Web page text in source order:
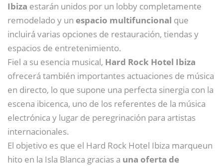
Ibiza estarán unidos por un lobby completamente
remodelado y un espacio multifuncional que
incluirá varias opciones de restauración, tiendas y
espacios de entretenimiento.
Fiel a su esencia musical, Hard Rock Hotel Ibiza
ofrecerá también importantes actuaciones de música
en directo, lo que supone una perfecta sinergia con la
escena ibicenca, uno de los referentes de la música
electrónica y lugar de peregrinación para artistas
internacionales.
El objetivo es que el Hard Rock Hotel Ibiza marqueun
hito en la Isla Blanca gracias a una oferta de